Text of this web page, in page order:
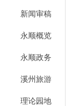
新闻审稿
永顺概览
永顺政务
溪州旅游
理论园地